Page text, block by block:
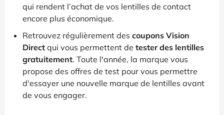
qui rendent l’achat de vos lentilles de contact
encore plus économique.
Retrouvez régulièrement des coupons Vision
Direct qui vous permettent de tester des lentilles
gratuitement. Toute l'année, la marque vous
propose des offres de test pour vous permettre
d'essayer une nouvelle marque de lentilles avant
de vous engager.